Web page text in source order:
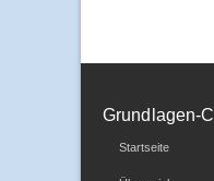
Grundlagen-
Startseite